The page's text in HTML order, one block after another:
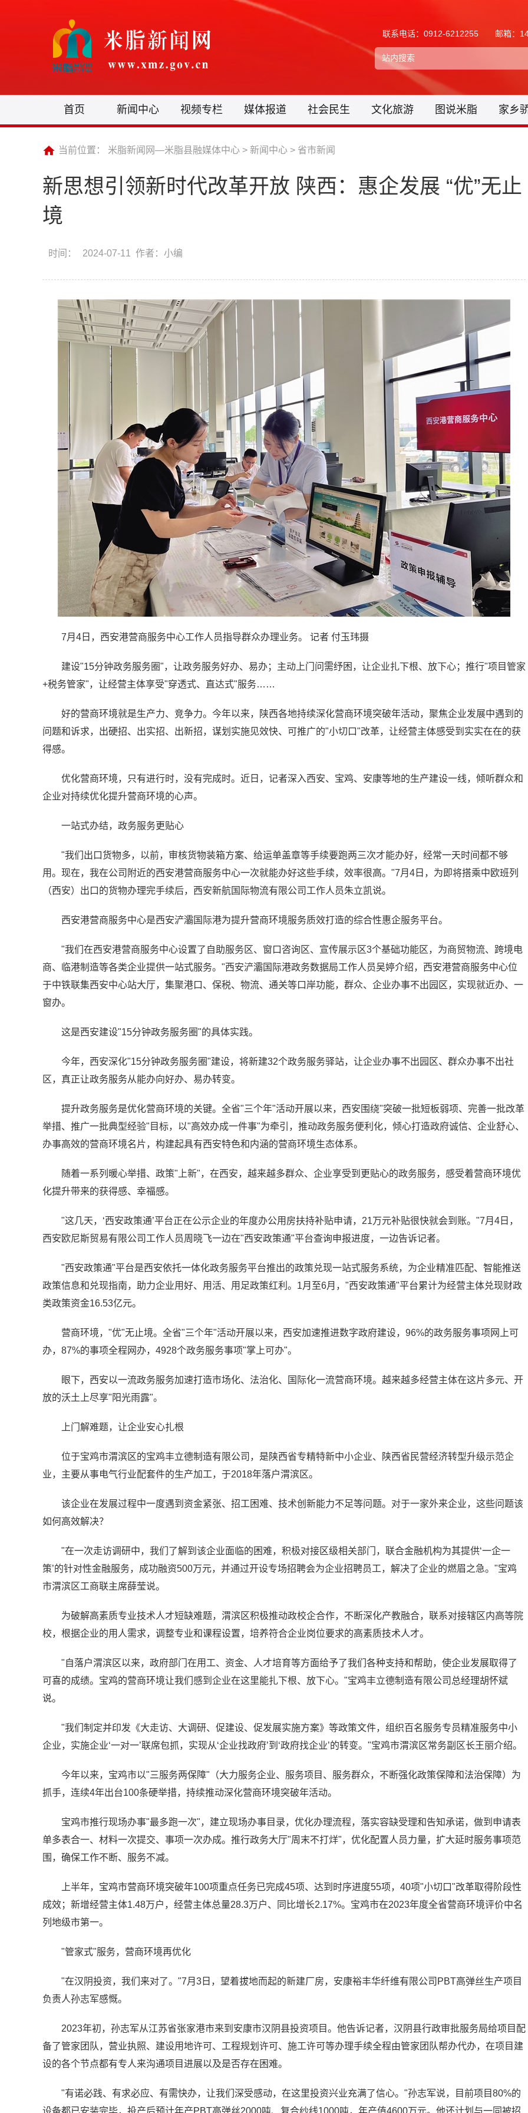
联系电话：0912-6212255 邮箱：
首页 新闻中心 视频专栏 媒体报道 社会民生 文化旅游 图说米脂 家乡
当前位置： 米脂新闻网—米脂县融媒体中心 > 新闻中心 > 省市新闻
新思想引领新时代改革开放 陕西：惠企发展 “优”无止
境
时间： 2024-07-11 作者：小编
7月4日，西安港营商服务中心工作人员指导群众办理业务。 记者 付玉玮摄
建设"15分钟政务服务圈"，让政务服务好办、易办；主动上门问需纾困，让企业扎下根、放下心；推行"项目管家
+税务管家"，让经营主体享受"穿透式、直达式"服务……
好的营商环境就是生产力、竞争力。今年以来，陕西各地持续深化营商环境突破年活动，聚焦企业发展中遇到的
问题和诉求，出硬招、出实招、出新招，谋划实施见效快、可推广的"小切口"改革，让经营主体感受到实实在在的获
得感。
优化营商环境，只有进行时，没有完成时。近日，记者深入西安、宝鸡、安康等地的生产建设一线，倾听群众和
企业对持续优化提升营商环境的心声。
一站式办结，政务服务更贴心
"我们出口货物多，以前，审核货物装箱方案、给运单盖章等手续要跑两三次才能办好，经常一天时间都不够
用。现在，我在公司附近的西安港营商服务中心一次就能办好这些手续，效率很高。"7月4日，为即将搭乘中欧班列
（西安）出口的货物办理完手续后，西安新航国际物流有限公司工作人员朱立凯说。
西安港营商服务中心是西安浐灞国际港为提升营商环境服务质效打造的综合性惠企服务平台。
"我们在西安港营商服务中心设置了自助服务区、窗口咨询区、宣传展示区3个基础功能区，为商贸物流、跨境电
商、临港制造等各类企业提供一站式服务。"西安浐灞国际港政务数据局工作人员吴婷介绍，西安港营商服务中心位
于中铁联集西安中心站大厅，集聚港口、保税、物流、通关等口岸功能，群众、企业办事不出园区，实现就近办、一
窗办。
这是西安建设"15分钟政务服务圈"的具体实践。
今年，西安深化"15分钟政务服务圈"建设，将新建32个政务服务驿站，让企业办事不出园区、群众办事不出社
区，真正让政务服务从能办向好办、易办转变。
提升政务服务是优化营商环境的关键。全省"三个年"活动开展以来，西安围绕"突破一批短板弱项、完善一批改革
举措、推广一批典型经验"目标，以"高效办成一件事"为牵引，推动政务服务便利化，倾心打造政府诚信、企业舒心、
办事高效的营商环境名片，构建起具有西安特色和内涵的营商环境生态体系。
随着一系列暖心举措、政策"上新"，在西安，越来越多群众、企业享受到更贴心的政务服务，感受着营商环境优
化提升带来的获得感、幸福感。
"这几天，‘西安政策通’平台正在公示企业的年度办公用房扶持补贴申请，21万元补贴很快就会到账。"7月4日，
西安欧尼斯贸易有限公司工作人员周晓飞一边在"西安政策通"平台查询申报进度，一边告诉记者。
"西安政策通"平台是西安依托一体化政务服务平台推出的政策兑现一站式服务系统，为企业精准匹配、智能推送
政策信息和兑现指南，助力企业用好、用活、用足政策红利。1月至6月，"西安政策通"平台累计为经营主体兑现财政
类政策资金16.53亿元。
营商环境，"优"无止境。全省"三个年"活动开展以来，西安加速推进数字政府建设，96%的政务服务事项网上可
办，87%的事项全程网办，4928个政务服务事项"掌上可办"。
眼下，西安以一流政务服务加速打造市场化、法治化、国际化一流营商环境。越来越多经营主体在这片多元、开
放的沃土上尽享"阳光雨露"。
上门解难题，让企业安心扎根
位于宝鸡市渭滨区的宝鸡丰立德制造有限公司，是陕西省专精特新中小企业、陕西省民营经济转型升级示范企
业，主要从事电气行业配套件的生产加工，于2018年落户渭滨区。
该企业在发展过程中一度遇到资金紧张、招工困难、技术创新能力不足等问题。对于一家外来企业，这些问题该
如何高效解决？
"在一次走访调研中，我们了解到该企业面临的困难，积极对接区级相关部门，联合金融机构为其提供‘一企一
策’的针对性金融服务，成功融资500万元，并通过开设专场招聘会为企业招聘员工，解决了企业的燃眉之急。"宝鸡
市渭滨区工商联主席薛莹说。
为破解高素质专业技术人才短缺难题，渭滨区积极推动政校企合作，不断深化产教融合，联系对接辖区内高等院
校，根据企业的用人需求，调整专业和课程设置，培养符合企业岗位要求的高素质技术人才。
"自落户渭滨区以来，政府部门在用工、资金、人才培育等方面给予了我们各种支持和帮助，使企业发展取得了
可喜的成绩。宝鸡的营商环境让我们感到企业在这里能扎下根、放下心。"宝鸡丰立德制造有限公司总经理胡怀斌
说。
"我们制定并印发《大走访、大调研、促建设、促发展实施方案》等政策文件，组织百名服务专员精准服务中小
企业，实施企业‘一对一’联席包抓，实现从‘企业找政府’到‘政府找企业’的转变。"宝鸡市渭滨区常务副区长王丽介绍。
今年以来，宝鸡市以"三服务两保障"（大力服务企业、服务项目、服务群众，不断强化政策保障和法治保障）为
抓手，连续4年出台100条硬举措，持续推动深化营商环境突破年活动。
宝鸡市推行现场办事"最多跑一次"，建立现场办事目录，优化办理流程，落实容缺受理和告知承诺，做到申请表
单多表合一、材料一次提交、事项一次办成。推行政务大厅"周末不打烊"，优化配置人员力量，扩大延时服务事项范
围，确保工作不断、服务不减。
上半年，宝鸡市营商环境突破年100项重点任务已完成45项、达到时序进度55项，40项"小切口"改革取得阶段性
成效；新增经营主体1.48万户，经营主体总量28.3万户、同比增长2.17%。宝鸡市在2023年度全省营商环境评价中名
列地级市第一。
"管家式"服务，营商环境再优化
"在汉阴投资，我们来对了。"7月3日，望着拔地而起的新建厂房，安康裕丰华纤维有限公司PBT高弹丝生产项目
负责人孙志军感慨。
2023年初，孙志军从江苏省张家港市来到安康市汉阴县投资项目。他告诉记者，汉阴县行政审批服务局给项目配
备了管家团队，营业执照、建设用地许可、工程规划许可、施工许可等办理手续全程由管家团队帮办代办，在项目建
设的各个节点都有专人来沟通项目进展以及是否存在困难。
"有诺必践、有求必应、有需快办，让我们深受感动，在这里投资兴业充满了信心。"孙志军说，目前项目80%的
设备都已安装完毕，投产后预计年产PBT高弹丝2000吨、复合纱线1000吨，年产值4600万元。他还计划与一同被招